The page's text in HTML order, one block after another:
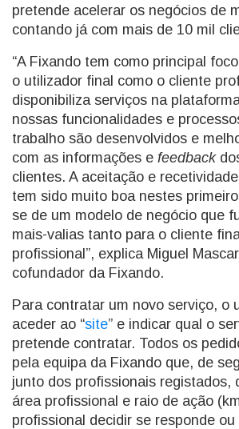
pretende acelerar os negócios de
contando já com mais de 10 mil
“A Fixando tem como principal
o utilizador final como o cliente
disponibiliza serviços na
nossas funcionalidades e
trabalho são desenvolvidos e
com as informações e feedback
clientes. A aceitação e
tem sido muito boa nestes
se de um modelo de negócio que
mais-valias tanto para o cliente
profissional”, explica Miguel
cofundador da Fixando.
Para contratar um novo serviço, o
aceder ao “site” e indicar qual o
pretende contratar. Todos os
pela equipa da Fixando que, de
junto dos profissionais registados,
área profissional e raio de ação
profissional decidir se responde